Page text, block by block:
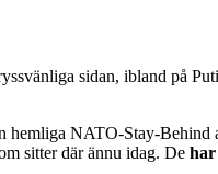
sidan, ibland på
hemliga NATO-Stay-Behind
sitter där ännu idag. De